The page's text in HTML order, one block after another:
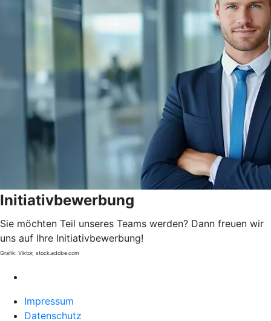
Initiativbewerbung
Sie möchten Teil unseres Teams werden? Dann freuen wir
uns auf Ihre Initiativbewerbung!
Grafik: Viktor, stock.adobe.com
Impressum
Datenschutz